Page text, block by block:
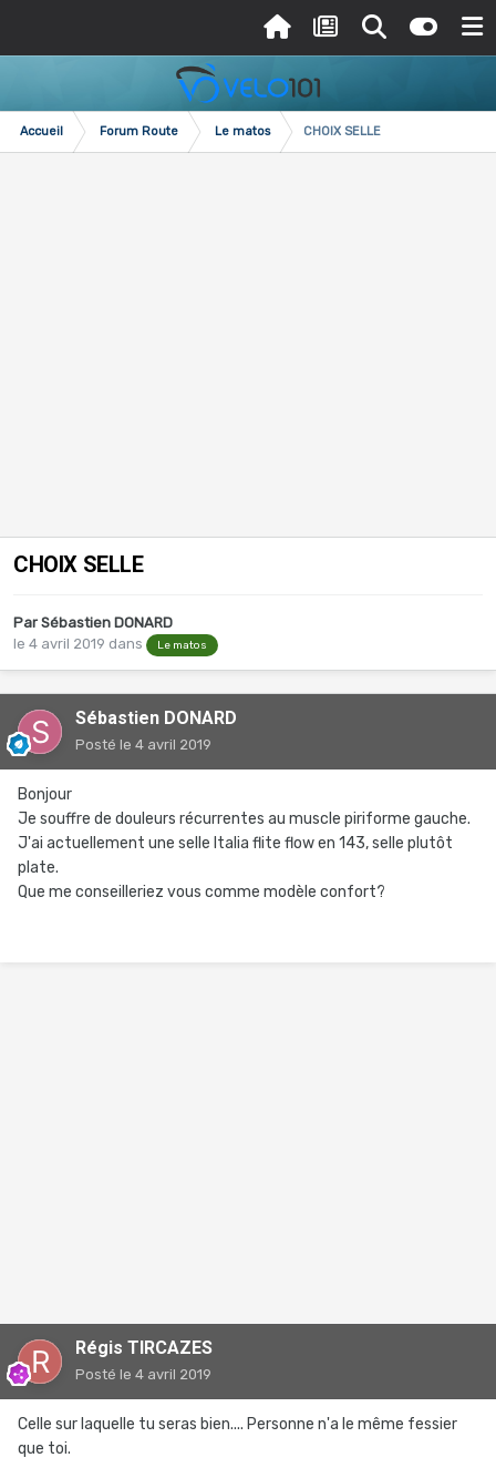
Accueil Forum Route Le matos CHOIX SELLE
CHOIX SELLE
Par Sébastien DONARD
le 4 avril 2019 dans Le matos
Sébastien DONARD
Posté le 4 avril 2019
Bonjour
Je souffre de douleurs récurrentes au muscle piriforme gauche.
J'ai actuellement une selle Italia flite flow en 143, selle plutôt
plate.
Que me conseilleriez vous comme modèle confort?
Régis TIRCAZES
Posté le 4 avril 2019
Celle sur laquelle tu seras bien.... Personne n'a le même fessier
que toi.